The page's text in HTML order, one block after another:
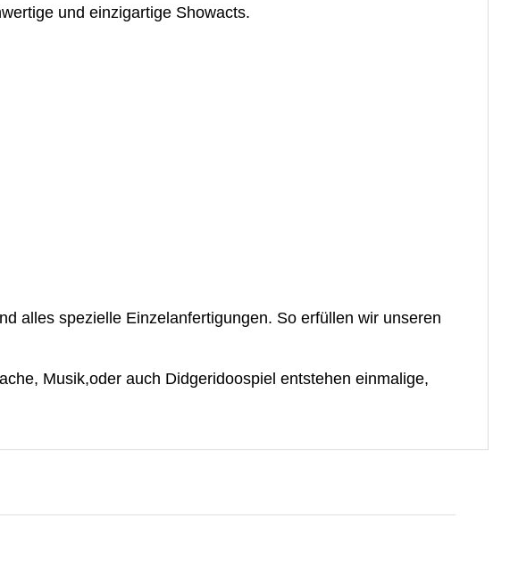
und einzigartige Showacts.
alles spezielle Einzelanfertigungen. So erfüllen wir unseren
Musik,oder auch Didgeridoospiel entstehen einmalige,